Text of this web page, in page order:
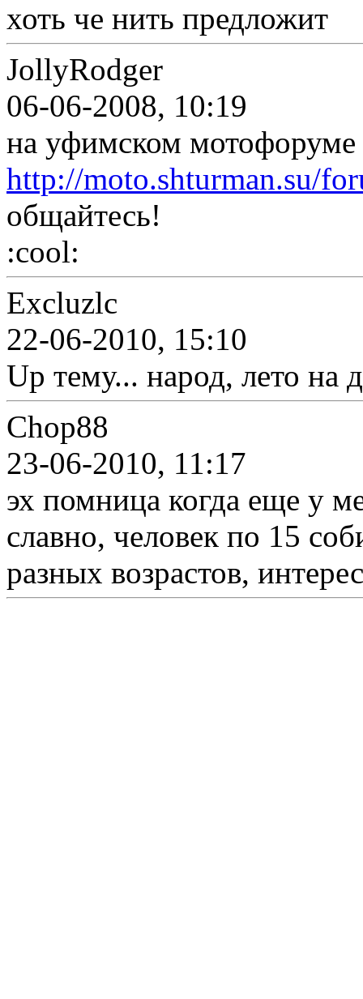
хоть че нить предложит
JollyRodger
06-06-2008, 10:19
на уфимском мотофоруме
http://moto.shturman.su/
общайтесь!
:cool:
Excluzlc
22-06-2010, 15:10
Up тему... народ, лето на
Chop88
23-06-2010, 11:17
эх помница когда еще у
славно, человек по 15
разных возрастов,